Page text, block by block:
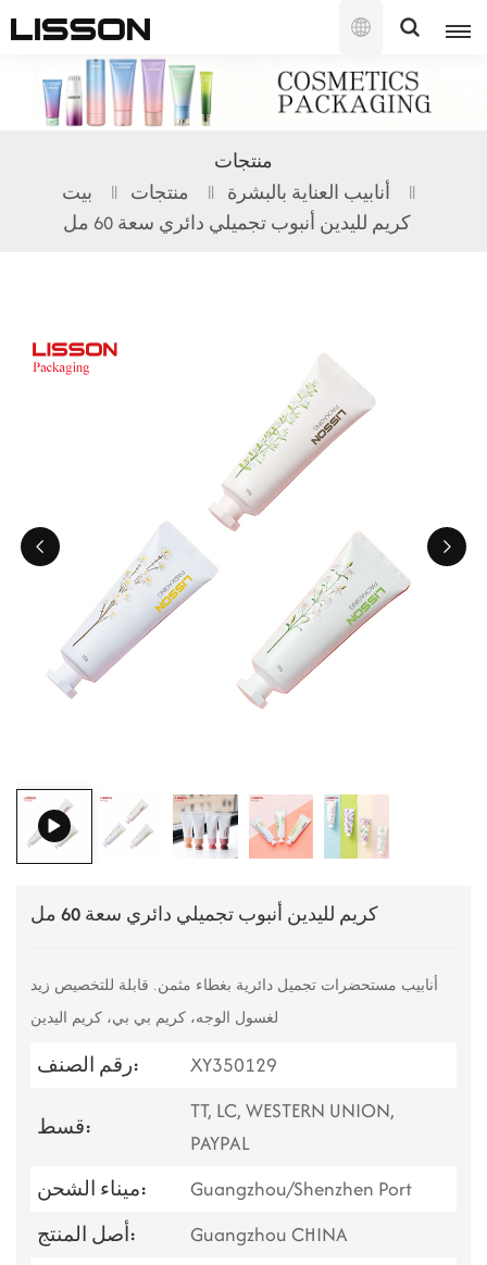
العربية
English
français
русский
한국의
ไทย
Tiếng việt
منتجات
بيت منتجات
أنابيب العناية بالبشرة
كريم لليدين أنبوب تجميلي دائري سعة 60 مل
كريم لليدين أنبوب تجميلي دائري سعة 60 مل
أنابيب مستحضرات تجميل دائرية بغطاء مثمن. قابلة للتخصيص زيد
لغسول الوجه، كريم بي بي، كريم اليدين
رقم الصنف: XY350129
قسط:
TT, LC, WESTERN UNION,
PAYPAL
ميناء الشحن:
Guangzhou/Shenzhen Port
أصل المنتج:
Guangzhou CHINA